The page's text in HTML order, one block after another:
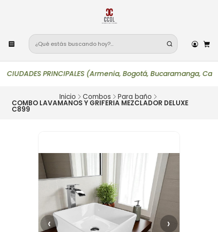
PRINCIPALES (Armenia, Bogotá, Bucaramanga,
Inicio Combos Para baño
COMBO LAVAMANOS Y GRIFERIA MEZCLADOR DELUXE
C899
‹ ›